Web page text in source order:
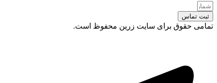
ثبت تماس
تمامی حقوق برای سایت زرین محفوظ است.